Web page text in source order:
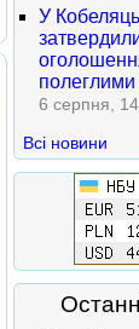
У
6 серпня,
Всі новини